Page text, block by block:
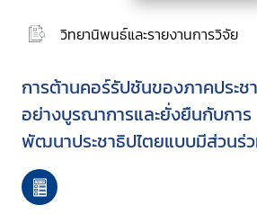
วิทยานิพนธ์และรายงานการวิจัย
การต้านคอร์รัปชันของภาคประช
อย่างบูรณาการและยั่งยืนกับการ
พัฒนาประชาธิปไตยแบบมีส่วนร่